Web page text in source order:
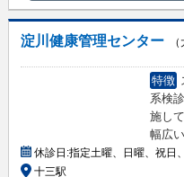
淀川健康管理センター
特徴
系検
施し
幅広
休診日:指定土曜、日曜、祝日
十三駅